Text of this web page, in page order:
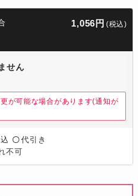
1,056円 (税込)
せん
が可能な場合があります(通知が
〇 代引き
不可